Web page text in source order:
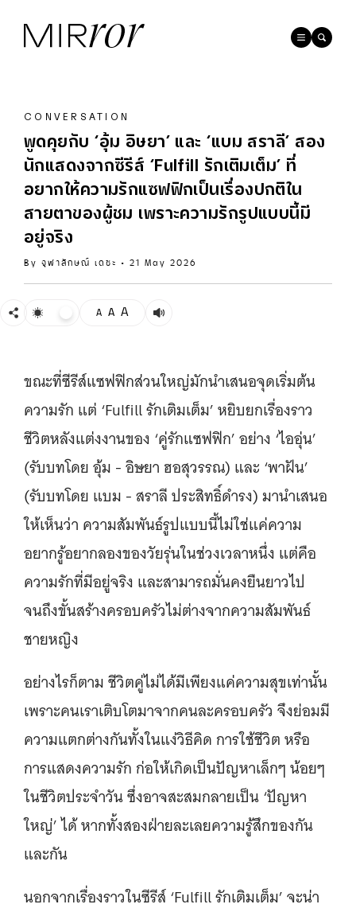
CONVERSATION
พูดคุยกับ ‘อุ้ม อิษยา’ และ ‘แบม สราลี’ สอง
นักแสดงจากซีรีส์ ‘Fulfill รักเติมเต็ม’ ที่
อยากให้ความรักแซฟฟิกเป็นเรื่องปกติใน
สายตาของผู้ชม เพราะความรักรูปแบบนี้มี
อยู่จริง
By จุฬาลักษณ์ เดชะ • 21 May 2026
A A A
ขณะที่ซีรีส์แซฟฟิกส่วนใหญ่มักนำเสนอจุดเริ่มต้น
ความรัก แต่ ‘Fulfill รักเติมเต็ม’ หยิบยกเรื่องราว
ชีวิตหลังแต่งงานของ ‘คู่รักแซฟฟิก’ อย่าง ‘ไออุ่น’
(รับบทโดย อุ้ม - อิษยา ฮอสุวรรณ) และ ‘พาฝัน’
(รับบทโดย แบม - สราลี ประสิทธิ์ดำรง) มานำเสนอ
ให้เห็นว่า ความสัมพันธ์รูปแบบนี้ไม่ใช่แค่ความ
อยากรู้อยากลองของวัยรุ่นในช่วงเวลาหนึ่ง แต่คือ
ความรักที่มีอยู่จริง และสามารถมั่นคงยืนยาวไป
จนถึงขั้นสร้างครอบครัวไม่ต่างจากความสัมพันธ์
ชายหญิง
อย่างไรก็ตาม ชีวิตคู่ไม่ได้มีเพียงแค่ความสุขเท่านั้น
เพราะคนเราเติบโตมาจากคนละครอบครัว จึงย่อมมี
ความแตกต่างกันทั้งในแง่วิธีคิด การใช้ชีวิต หรือ
การแสดงความรัก ก่อให้เกิดเป็นปัญหาเล็กๆ น้อยๆ
ในชีวิตประจำวัน ซึ่งอาจสะสมกลายเป็น ‘ปัญหา
ใหญ่’ ได้ หากทั้งสองฝ่ายละเลยความรู้สึกของกัน
และกัน
นอกจากเรื่องราวในซีรีส์ ‘Fulfill รักเติมเต็ม’ จะน่า